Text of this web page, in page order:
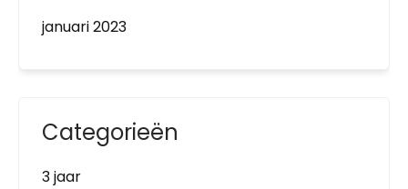
januari 2023
Categorieën
3 jaar